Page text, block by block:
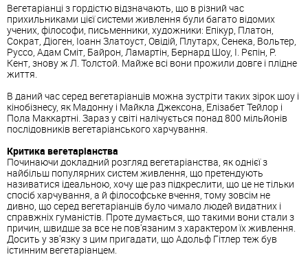
Вегетаріанці з гордістю відзначають, що в різний час
прихильниками цієї системи живлення були багато відомих
учених, філософи, письменники, художники: Епікур, Платон,
Сократ, Діоген, Іоанн Златоуст, Овідій, Плутарх, Сенека, Вольтер,
Руссо, Адам Сміт, Байрон, Ламартін, Бернард Шоу, І. Рєпін, Р.
Кент, знову ж Л. Толстой. Майже всі вони прожили довге і плідне
життя.
В даний час серед вегетаріанців можна зустріти таких зірок шоу і
кінобізнесу, як Мадонну і Майкла Джексона, Елізабет Тейлор і
Пола Маккартні. Зараз у світі налічується понад 800 мільйонів
послідовників вегетаріанського харчування.
Критика вегетаріанства
Починаючи докладний розгляд вегетаріанства, як однієї з
найбільш популярних систем живлення, що претендують
називатися ідеальною, хочу ще раз підкреслити, що це не тільки
спосіб харчування, а й філософське вчення, тому зовсім не
дивно, що серед вегетаріанців було чимало людей видатних і
справжніх гуманістів. Проте думається, що такими вони стали з
причин, швидше за все не пов'язаним з характером їх живлення.
Досить у зв'язку з цим пригадати, що Адольф Гітлер теж був
істинним вегетаріанцем.